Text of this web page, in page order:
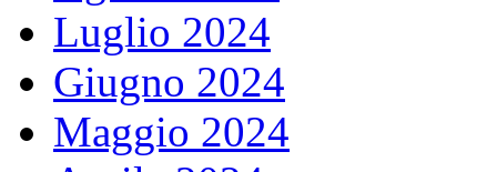
Luglio 2024
Giugno 2024
Maggio 2024